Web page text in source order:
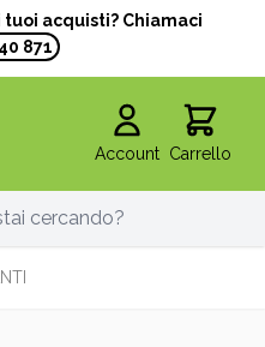
tuoi acquisti? Chiamaci
871
Account Carrello